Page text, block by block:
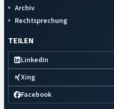
Archiv
Rechtsprechung
TEILEN
LinkedIn
Xing
Facebook